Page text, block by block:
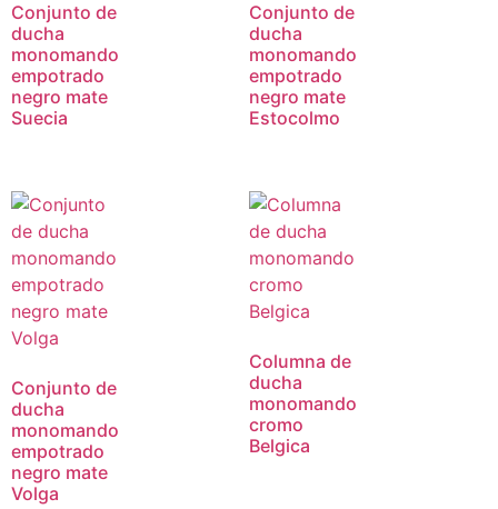
Conjunto de
ducha
monomando
empotrado
negro mate
Suecia
Conjunto de
ducha
monomando
empotrado
negro mate
Estocolmo
Conjunto de
ducha
monomando
empotrado
negro mate
Volga
Columna de
ducha
monomando
cromo
Belgica